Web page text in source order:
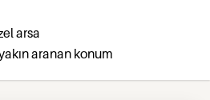
arsa
aranan konum